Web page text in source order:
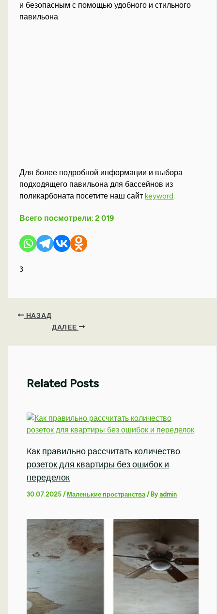
и безопасным с помощью удобного и стильного
павильона.
Для более подробной информации и выбора
подходящего павильона для бассейнов из
поликарбоната посетите наш сайтkeyword.
Всего посмотрели: 2 019
3
НАЗАД
ДАЛЕЕ
Related Posts
Как правильно рассчитать количество
розеток для квартиры без ошибок и
переделок
30.07.2025/Маленькие пространства / Byadmin